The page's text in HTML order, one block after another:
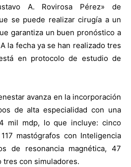
A. Rovirosa Pérez» de
se puede realizar cirugía a un
garantiza un buen pronóstico a
la fecha ya se han realizado tres
en protocolo de estudio de
avanza en la incorporación
de alta especialidad con una
mil mdp, lo que incluye: cinco
mastógrafos con Inteligencia
de resonancia magnética, 47
con simuladores.